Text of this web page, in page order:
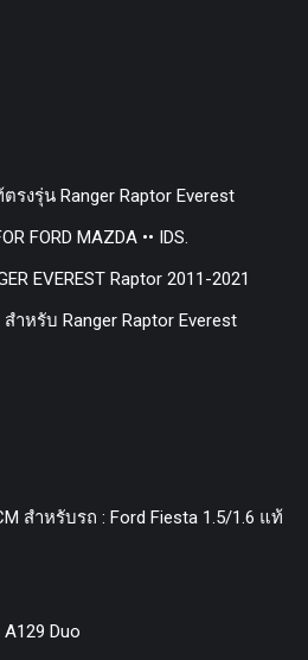
รงรุ่น Ranger Raptor Everest
FORD MAZDA •• IDS.
EVEREST Raptor 2011-2021
ำหรับ Ranger Raptor Everest
สำหรับรถ : Ford Fiesta 1.5/1.6 แท้
Duo